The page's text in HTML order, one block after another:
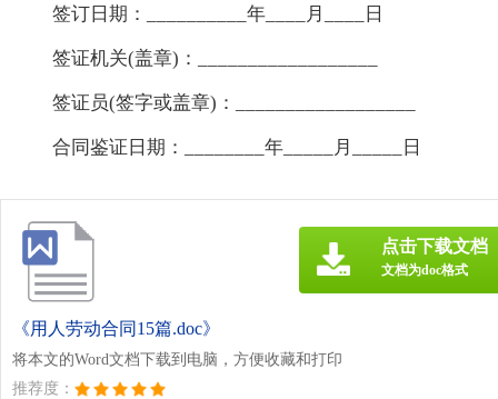
签订日期：__________年____月____日
签证机关(盖章)：__________________
签证员(签字或盖章)：__________________
合同鉴证日期：________年_____月_____日
《用人劳动合同15篇.doc》
将本文的Word文档下载到电脑，方便收藏和打印
推荐度：
点击下载文档
文档为doc格式